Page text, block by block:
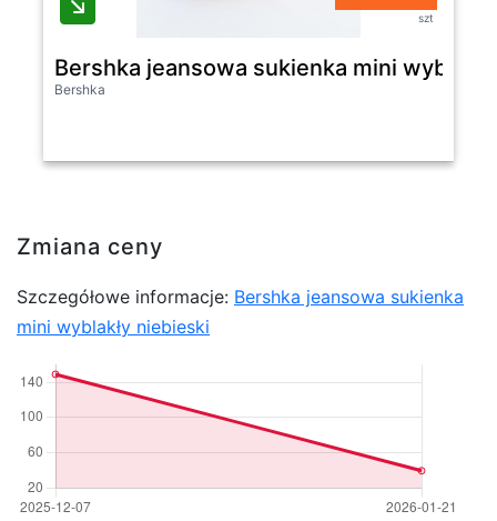
szt
Bershka jeansowa sukienka mini
Bershka
Zmiana ceny
Szczegółowe informacje: Bershka jeansowa sukienka
mini wyblakły niebieski